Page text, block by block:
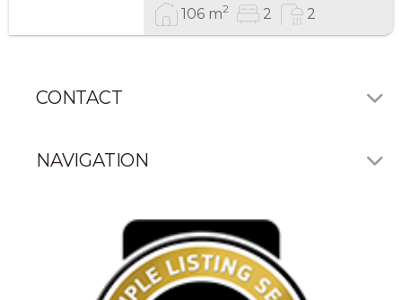
106 m2 2 2
CONTACT
NAVIGATION